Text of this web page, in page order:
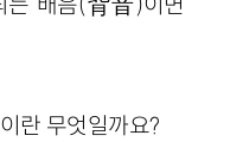
란 무엇일까요?